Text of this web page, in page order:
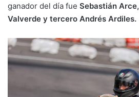
ganador del día fue Sebastián
Valverde y tercero Andrés Ardiles.